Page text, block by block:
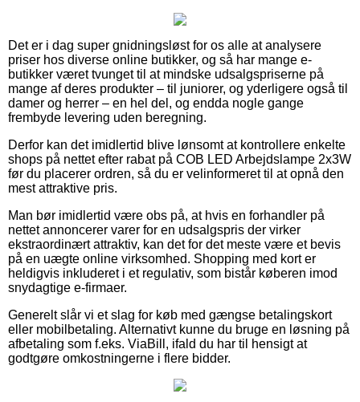
Det er i dag super gnidningsløst for os alle at analysere
priser hos diverse online butikker, og så har mange e-
butikker været tvunget til at mindske udsalgspriserne på
mange af deres produkter – til juniorer, og yderligere også til
damer og herrer – en hel del, og endda nogle gange
frembyde levering uden beregning.
Derfor kan det imidlertid blive lønsomt at kontrollere enkelte
shops på nettet efter rabat på COB LED Arbejdslampe 2x3W
før du placerer ordren, så du er velinformeret til at opnå den
mest attraktive pris.
Man bør imidlertid være obs på, at hvis en forhandler på
nettet annoncerer varer for en udsalgspris der virker
ekstraordinært attraktiv, kan det for det meste være et bevis
på en uægte online virksomhed. Shopping med kort er
heldigvis inkluderet i et regulativ, som bistår køberen imod
snydagtige e-firmaer.
Generelt slår vi et slag for køb med gængse betalingskort
eller mobilbetaling. Alternativt kunne du bruge en løsning på
afbetaling som f.eks. ViaBill, ifald du har til hensigt at
godtgøre omkostningerne i flere bidder.